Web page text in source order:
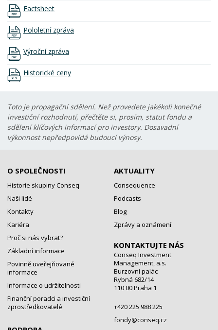
Factsheet
Pololetní zpráva
Výroční zpráva
Historické ceny
Toto je propagační sdělení. Než provedete jakékoli konečné
investiční rozhodnutí, přečtěte si, prosím, statut fondu a
sdělení klíčových informací pro investory. Dosavadní
výkonnost nepředpovídá budoucí výnosy.
O SPOLEČNOSTI
Historie skupiny Conseq
Naši lidé
Kontakty
Kariéra
Proč si nás vybrat?
Základní informace
Povinně uveřejňované
informace
Informace o udržitelnosti
Finanční poradci a investiční
zprostředkovatelé
AKTUALITY
Consequence
Podcasts
Blog
Zprávy a oznámení
KONTAKTUJTE NÁS
Conseq Investment
Management, a.s.
Burzovní palác
Rybná 682/14
110 00 Praha 1
+420 225 988 225
fondy@conseq.cz